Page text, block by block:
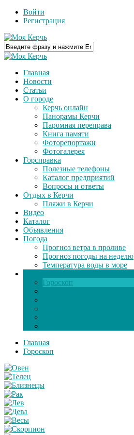
Войти
Регистрация
Главная
Новости
Статьи
О городе
Керчь онлайн
Панорамы Керчи
Паромная переправа
Книга памяти
Фоторепортажи
Фотогалерея
Горсправка
Полезные телефоны
Каталог предприятий
Вопросы и ответы
Отдых в Керчи
Пляжи в Керчи
Видео
Каталог
Объявления
Погода
Прогноз ветра в проливе
Прогноз погоды на неделю
Температура воды в море
Гороскоп
Главная
Гороскоп